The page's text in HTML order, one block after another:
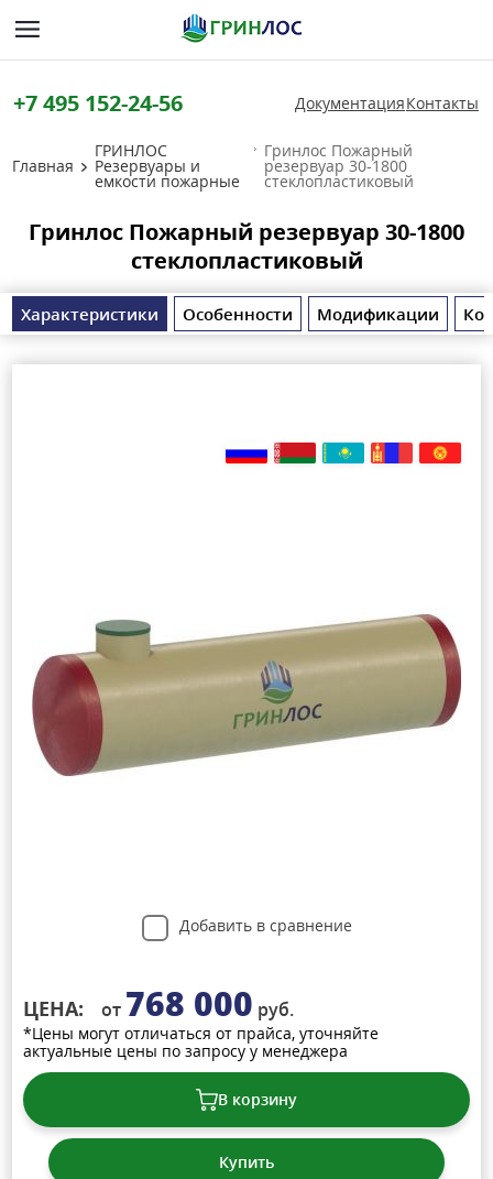
+7 495 152-24-56 ДокументацияКонтакты
Главная
ГРИНЛОС
Резервуары и
емкости пожарные
Гринлос Пожарный
резервуар 30-1800
стеклопластиковый
Гринлос Пожарный резервуар 30-1800
стеклопластиковый
Характеристики Особенности Модификации
Добавить в сравнение
ЦЕНА: от 768 000 руб.
*Цены могут отличаться от прайса, уточняйте
актуальные цены по запросу у менеджера
В корзину
Купить